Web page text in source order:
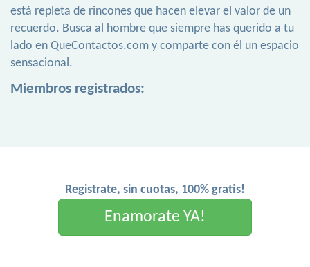
está repleta de rincones que hacen elevar el valor de un
recuerdo. Busca al hombre que siempre has querido a tu
lado en QueContactos.com y comparte con él un espacio
sensacional.
Miembros registrados:
Registrate, sin cuotas, 100% gratis!
Enamorate YA!